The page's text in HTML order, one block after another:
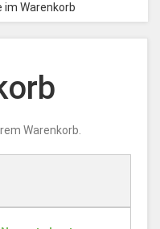
im Warenkorb
Warenkorb.